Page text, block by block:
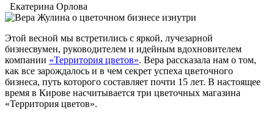
Екатерина Орлова
Этой весной мы встретились с яркой, лучезарной
бизнесвумен, руководителем и идейным вдохновителем
компании «Территория цветов». Вера рассказала нам о том,
как все зарождалось и в чем секрет успеха цветочного
бизнеса, путь которого составляет почти 15 лет. В настоящее
время в Кирове насчитывается три цветочных магазина
«Территория цветов».